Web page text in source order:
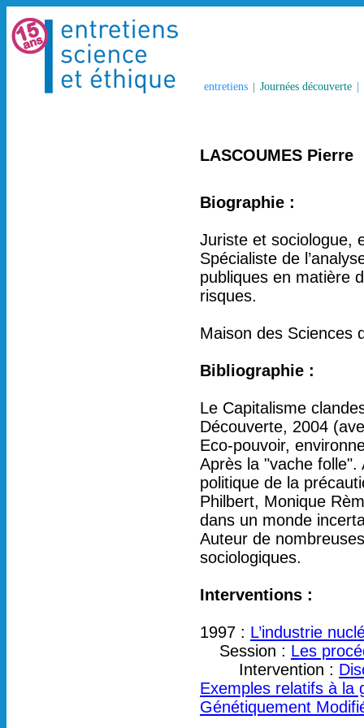
entretiens | Journées découverte
LASCOUMES Pierre
Biographie :
Juriste et sociologue,
Spécialiste de
publiques en matière
risques.
Maison des Sciences
Bibliographie :
Le Capitalisme
Découverte, 2004
Eco-pouvoir,
Après la "vache
politique de la
Philbert, Monique
dans un monde
Auteur de
sociologiques.
Interventions :
1997 : L’industrie
Session : Les
Intervention :
Exemples relatifs à la
Génétiquement